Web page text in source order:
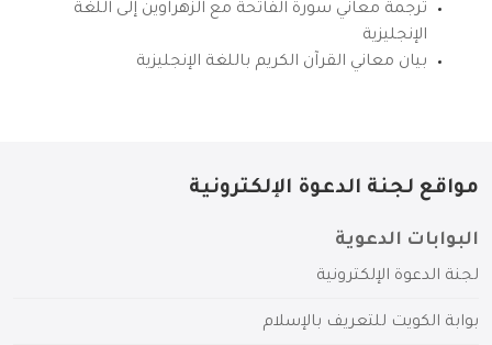
ترجمة معاني سورة الفاتحة مع الزهراوين إلى اللغة
الإنجليزية
بيان معاني القرآن الكريم باللغة الإنجليزية
مواقع لجنة الدعوة الإلكترونية
البوابات الدعوية
لجنة الدعوة الإلكترونية
بوابة الكويت للتعريف بالإسلام